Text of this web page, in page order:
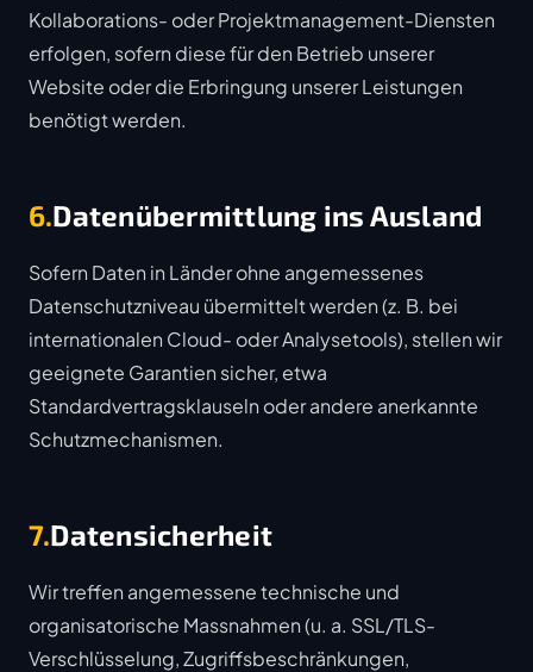
Kollaborations- oder Projektmanagement-Diensten
erfolgen, sofern diese für den Betrieb unserer
Website oder die Erbringung unserer Leistungen
benötigt werden.
6.Datenübermittlung ins Ausland
Sofern Daten in Länder ohne angemessenes
Datenschutzniveau übermittelt werden (z. B. bei
internationalen Cloud- oder Analysetools), stellen wir
geeignete Garantien sicher, etwa
Standardvertragsklauseln oder andere anerkannte
Schutzmechanismen.
7.Datensicherheit
Wir treffen angemessene technische und
organisatorische Massnahmen (u. a. SSL/TLS-
Verschlüsselung, Zugriffsbeschränkungen,